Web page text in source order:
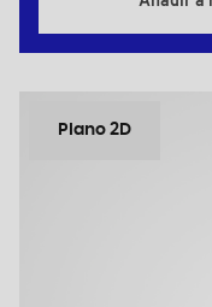
Plano 2D